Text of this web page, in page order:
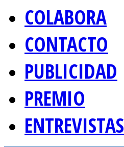
COLABORA
CONTACTO
PUBLICIDAD
PREMIO
ENTREVISTAS